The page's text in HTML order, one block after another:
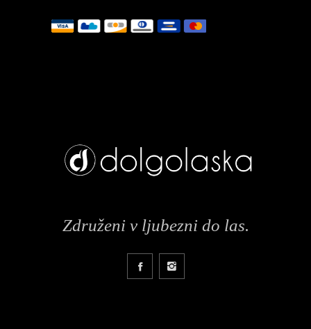
Združeni v ljubezni do las.